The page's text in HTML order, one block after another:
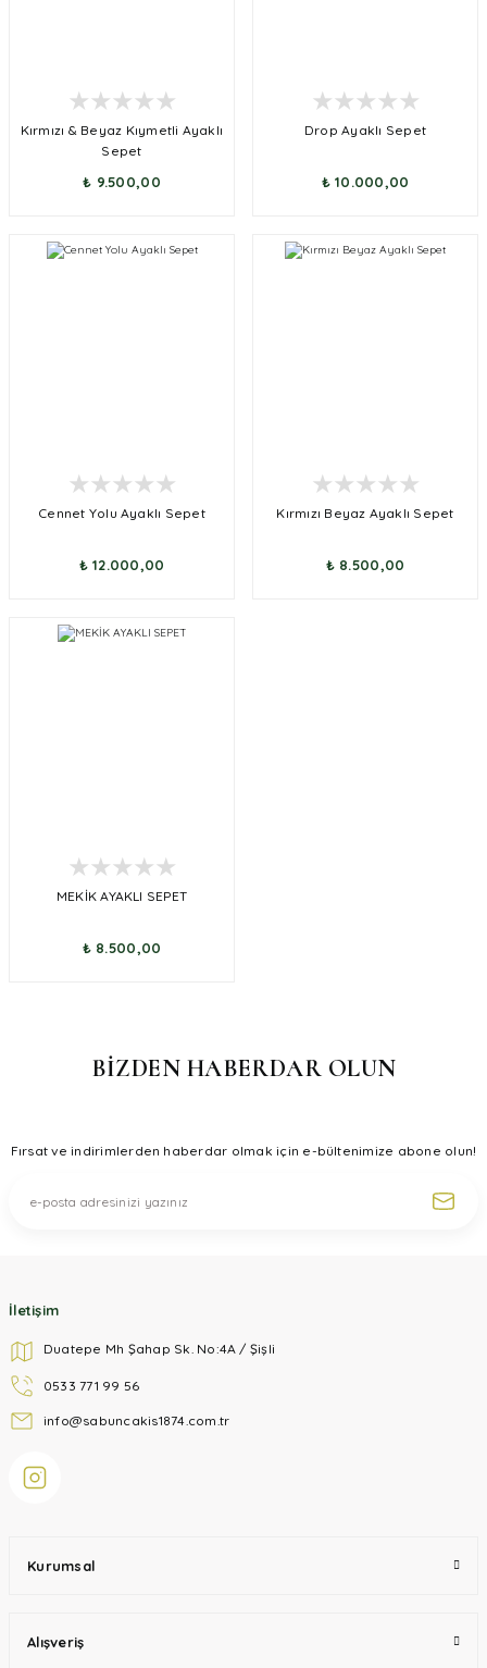
Kırmızı & Beyaz Kıymetli Ayaklı
Sepet
₺ 9.500,00
Drop Ayaklı Sepet
₺ 10.000,00
Cennet Yolu Ayaklı Sepet
₺ 12.000,00
Kırmızı Beyaz Ayaklı Sepet
₺ 8.500,00
MEKİK AYAKLI SEPET
₺ 8.500,00
BİZDEN HABERDAR OLUN
Fırsat ve indirimlerden haberdar olmak için e-bültenimize abone olun!
İletişim
Duatepe Mh Şahap Sk. No:4A / Şişli
0533 771 99 56
info@sabuncakis1874.com.tr
Kurumsal
Alışveriş